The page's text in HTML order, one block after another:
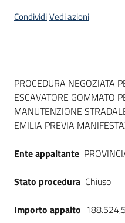
CondividiVedi azioni
Dati del bando
PROCEDURA NEGOZIATA
ESCAVATORE GOMMATO
MANUTENZIONE
EMILIA PREVIA
Ente appaltante
Stato procedura Chiuso
Importo appalto